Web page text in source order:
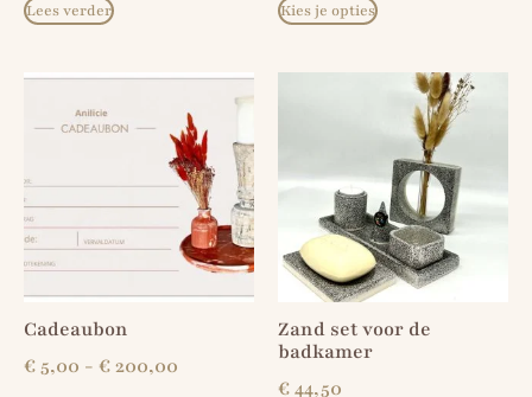
Lees verder Kies je opties
Cadeaubon
€5,00 - €200,00
Zand set voor de
badkamer
€44,50